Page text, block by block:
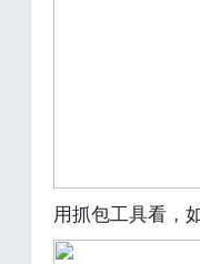
用抓包工具看，